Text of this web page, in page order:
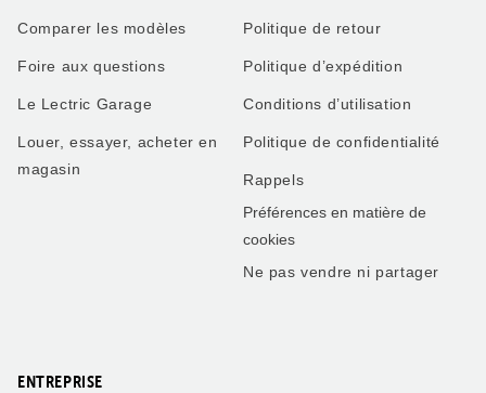
Comparer les modèles
Foire aux questions
Le Lectric Garage
Louer, essayer, acheter en
magasin
Politique de retour
Politique d’expédition
Conditions d’utilisation
Politique de confidentialité
Rappels
Préférences en matière de
cookies
Ne pas vendre ni partager
ENTREPRISE